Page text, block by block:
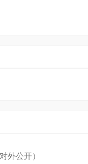
外公开）